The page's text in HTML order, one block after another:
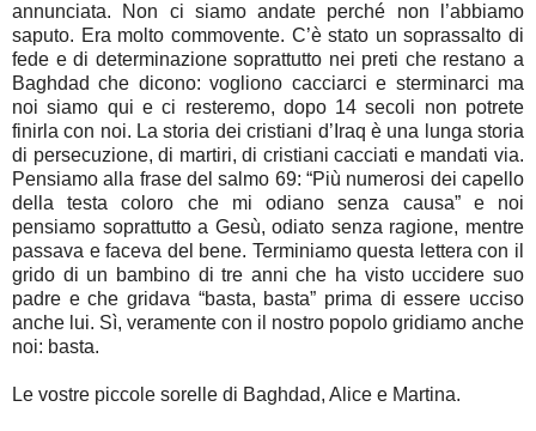
annunciata. Non ci siamo andate perché non l’abbiamo
saputo. Era molto commovente. C’è stato un soprassalto di
fede e di determinazione soprattutto nei preti che restano a
Baghdad che dicono: vogliono cacciarci e sterminarci ma
noi siamo qui e ci resteremo, dopo 14 secoli non potrete
finirla con noi. La storia dei cristiani d’Iraq è una lunga storia
di persecuzione, di martiri, di cristiani cacciati e mandati via.
Pensiamo alla frase del salmo 69: “Più numerosi dei capello
della testa coloro che mi odiano senza causa” e noi
pensiamo soprattutto a Gesù, odiato senza ragione, mentre
passava e faceva del bene. Terminiamo questa lettera con il
grido di un bambino di tre anni che ha visto uccidere suo
padre e che gridava “basta, basta” prima di essere ucciso
anche lui. Sì, veramente con il nostro popolo gridiamo anche
noi: basta.
Le vostre piccole sorelle di Baghdad, Alice e Martina.